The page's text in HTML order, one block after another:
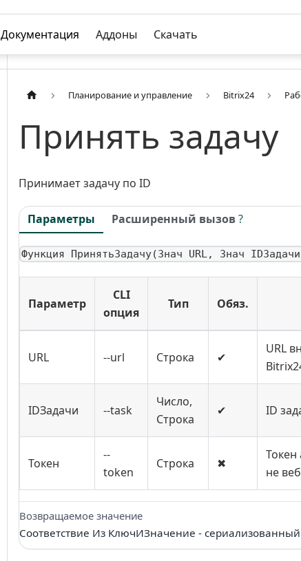
Документация Аддоны Скачать
Планирование и управление Bitrix24
Принять задачу
Принимает задачу по ID
Параметры Расширенный вызов?
Функция ПринятьЗадачу(Знач URL, Знач
Параметр
CLI
опция
Тип Обяз.
URL --url Строка ✔
URL
IDЗадачи --task
Число,
Строка
✔ ID
Токен
--
token
Строка ✖
Токен
не
Возвращаемое значение
Соответствие Из КлючИЗначение - сериализованный